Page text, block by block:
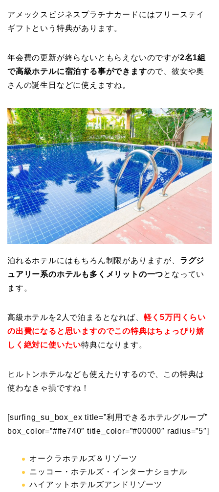
アメックスビジネスプラチナカードにはフリーステイ
ギフトという特典があります。
年会費の更新が終らないともらえないのですが2名1組
で高級ホテルに宿泊する事ができますので、彼女や奥
さんの誕生日などに使えますね。
泊れるホテルにはもちろん制限がありますが、 ラグジ
ュアリー系のホテルも多くメリットの一つとなってい
ます。
高級ホテルを2人で泊まるとなれば、 軽く5万円くらい
の出費になると思いますのでこの特典はちょっぴり嬉
しく絶対に使いたい特典になります。
ヒルトンホテルなども使えたりするので、この特典は
使わなきゃ損ですね！
[surfing_su_box_ex title=”利用できるホテルグループ”
box_color=”#ffe740″ title_color=”#00000″ radius=”5″]
オークラホテルズ＆リゾーツ
ニッコー・ホテルズ・インターナショナル
ハイアットホテルズアンドリゾーツ